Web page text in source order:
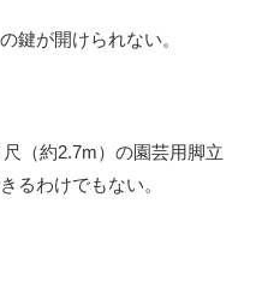
鍵が開けられない。
（約2.7m）の園芸用脚立
るわけでもない。